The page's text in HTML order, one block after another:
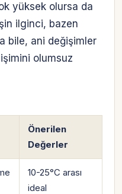
yüksek olursa da
ilginci, bazen
bile, ani değişimler
olumsuz
Önerilen
Değerler
10-25°C arası
ideal